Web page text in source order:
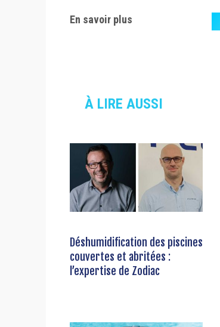
En savoir plus
À LIRE AUSSI
Déshumidification des piscines
couvertes et abritées :
l’expertise de Zodiac